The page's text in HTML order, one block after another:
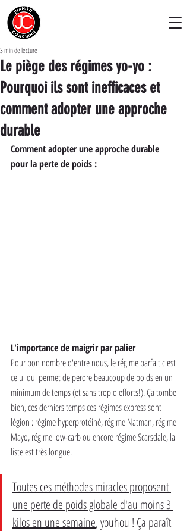
Le piège des régimes yo-yo :
Pourquoi ils sont inefficaces et
comment adopter une approche
durable
3 min de lecture
Comment adopter une approche durable
pour la perte de poids :
L'importance de maigrir par palier
Pour bon nombre d'entre nous, le régime parfait c'est
celui qui permet de perdre beaucoup de poids en un
minimum de temps (et sans trop d'efforts!). Ça tombe
bien, ces derniers temps ces régimes express sont
légion : régime hyperprotéiné, régime Natman, régime
Mayo, régime low-carb ou encore régime Scarsdale, la
liste est très longue.
Toutes ces méthodes miracles proposent
une perte de poids globale d'au moins 3
kilos en une semaine, youhou ! Ça paraît